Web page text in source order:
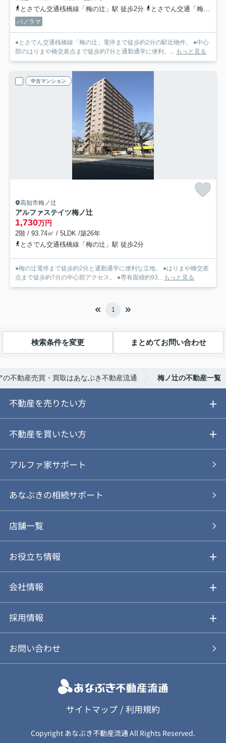
とさでん交通桟橋線「梅の辻」駅 徒歩2分
とさでん交通「梅の辻（バス）」バス停下車 徒歩1分
パノラマ
●とさでん交通桟橋線「梅の辻」電停まで徒歩約2分の駅近物件。 ●中心
部のはりまや橋交差点まで徒歩約7分と通勤通学に便利。...
もっと見る
中古マンション
高知市梅ノ辻
アルファステイツ梅ノ辻
1,730万円
2階 / 93.74㎡ / 5LDK /築26年
とさでん交通桟橋線「梅の辻」駅 徒歩2分
●梅の辻電停まで徒歩約2分と通勤通学に便利な立地。 ●はりまや橋交差
点まで徒歩約7分の中心部アクセス。 ●専有面積約93...
もっと見る
1
検索条件を変更 まとめてお問い合わせ
不動産売買・買取はあなぶき不動産流通 梅ノ辻の不動産一覧
不動産を売りたい方
ご売却ガイド
ご売却の流れ
あなぶきの仲介
あなぶきの買取
仲介と買取のメリット・デメリット
動画やパンフレットで見る
不動産を買いたい方
ご購入ガイド
物件を探す
購入の流れ
購入前も後も安心サポート
お気に入り
アルファ家サポート
あなぶきの相続サポート
店舗一覧
お役立ち情報
不動産Q&A
アルファジャーナル
会社情報
会社概要
スタッフ紹介
個人情報保護方針
カスタマーハラスメント基本方針
保険募集（勧誘）方針
採用情報
新卒採用について
キャリア採用について
応募に関する個人情報取扱について
お問い合わせ
サイトマップ /利用規約
Copyright あなぶき不動産流通 All Rights Reserved.